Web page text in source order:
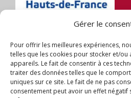
Gérer le
Pour offrir les meilleures expériences,
telles que les cookies pour stocker et/
appareils. Le fait de consentir à ces
traiter des données telles que le
uniques sur ce site. Le fait de ne pas
consentement peut avoir un effet